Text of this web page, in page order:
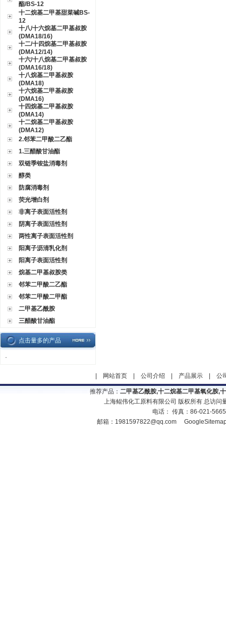
酯/BS-12
十二烷基二甲基甜菜碱BS-
12
十八/十六烷基二甲基叔胺
(DMA18/16)
十二/十四烷基二甲基叔胺
(DMA12/14)
十六/十八烷基二甲基叔胺
(DMA16/18)
十八烷基二甲基叔胺
(DMA18)
十六烷基二甲基叔胺
(DMA16)
十四烷基二甲基叔胺
(DMA14)
十二烷基二甲基叔胺
(DMA12)
2.邻苯二甲酸二乙酯
1.三醋酸甘油酯
双链季铵盐消毒剂
醇类
防腐消毒剂
荧光增白剂
非离子表面活性剂
阴离子表面活性剂
两性离子表面活性剂
阳离子沥清乳化剂
阳离子表面活性剂
烷基二甲基叔胺类
邻苯二甲酸二乙酯
邻苯二甲酸二甲酯
二甲基乙酰胺
三醋酸甘油酯
点击量多的产品
·
网站首页| 公司介绍 产品展示| 公
推荐产品： 二甲基乙酰胺,十二烷基二甲基氧化胺,
上海鲲伟化工原料有限公司 版权所有 总访问
电话： 传真：86-021-
邮箱： 1981597822@qq.com